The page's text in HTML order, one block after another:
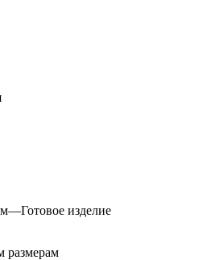
—Готовое изделие
размерам